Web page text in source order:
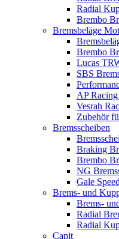
Radial
Brembo
Bremsbeläge
Brembo
Lucas
SBS
AP
Vesrah
Zubehör
Bremsscheiben
Braking
Brembo
NG
Gale Speed
Brems- und
Brems-
Radial
Radial
Capit